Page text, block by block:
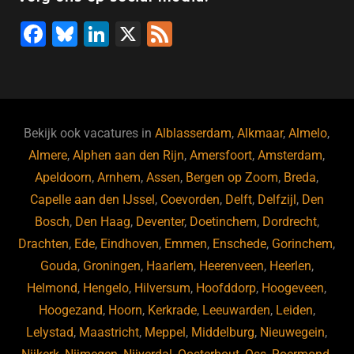
o
k
n
F
b
o
o
k
Bl
ky
Li
dI
n
X
Bekijk ook vacatures inAlblasserdam,Alkmaar,Almelo,
Almere,Alphen aan den Rijn,Amersfoort,Amsterdam,
Apeldoorn,Arnhem,Assen, Bergen op Zoom, Breda,
Capelle aan den IJssel, Coevorden, Delft, Delfzijl, Den
Bosch, Den Haag, Deventer, Doetinchem, Dordrecht,
Drachten, Ede, Eindhoven, Emmen, Enschede, Gorinchem,
Gouda, Groningen, Haarlem, Heerenveen, Heerlen,
Helmond, Hengelo, Hilversum, Hoofddorp, Hoogeveen,
Hoogezand, Hoorn, Kerkrade, Leeuwarden, Leiden,
Lelystad, Maastricht, Meppel, Middelburg, Nieuwegein,